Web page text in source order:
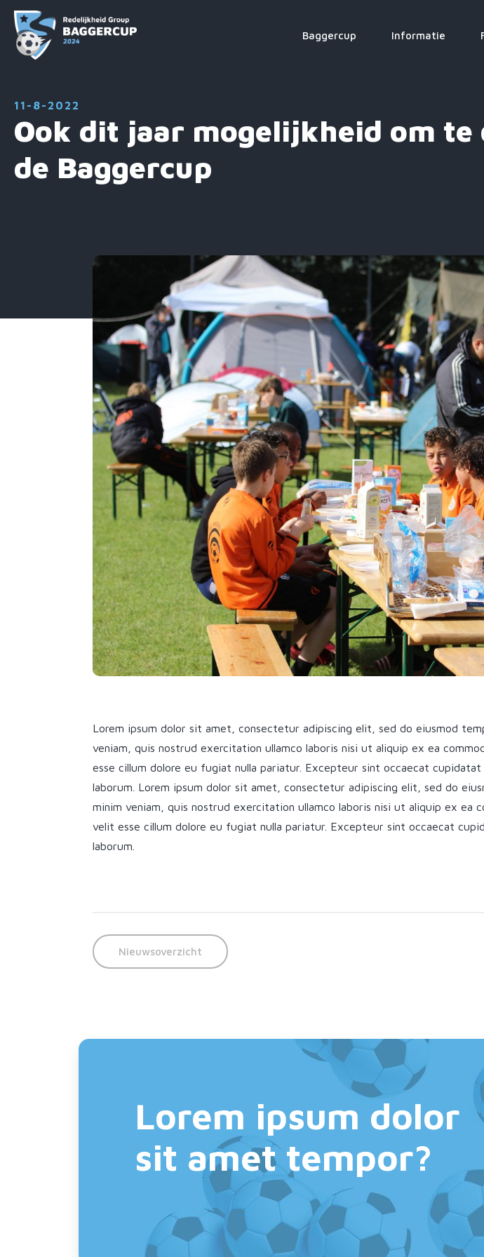
Baggercup Informatie
11-8-2022
Ook dit jaar mogelijkheid om
de Baggercup
Lorem ipsum dolor sit amet, consectetur adipiscing elit, sed do eiusmod
veniam, quis nostrud exercitation ullamco laboris nisi ut aliquip ex ea
esse cillum dolore eu fugiat nulla pariatur. Excepteur sint occaecat
laborum. Lorem ipsum dolor sit amet, consectetur adipiscing elit, sed do
minim veniam, quis nostrud exercitation ullamco laboris nisi ut aliquip ex
velit esse cillum dolore eu fugiat nulla pariatur. Excepteur sint occaecat
laborum.
Nieuwsoverzicht
Lorem ipsum dolor
sit amet tempor?